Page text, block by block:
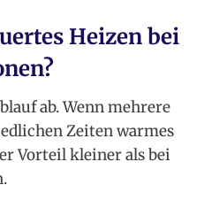
Heizen bei
ab. Wenn mehrere
Zeiten warmes
Vorteil kleiner als bei